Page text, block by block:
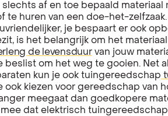
slechts af en toe bepaald materiaal
te huren van een doe-het-
je bespaart er ook
is het belangrijk om het materiaal
de levensduurvan jouw
beslist om het weg te gooien. Net
kun je ook tuingereedschap
ook kiezen voor gereedschap van
meegaat dan goedkopere
dat elektrisch